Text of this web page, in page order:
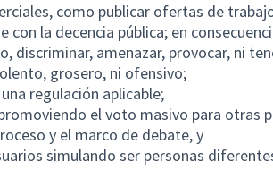
como publicar ofertas de
con la decencia pública; en
discriminar, amenazar, provocar, ni
grosero, ni ofensivo;
regulación aplicable;
el voto masivo para otras
y el marco de debate, y
simulando ser personas